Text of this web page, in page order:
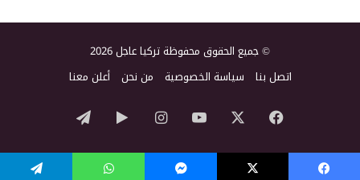
© جميع الحقوق محفوظة تركيا عاجل 2026
اتصل بنا سياسة الخصوصية من نحن أعلن معنا
فيسبوك ‫YouTubeانستقرام‏Google
Play
تيلقرام